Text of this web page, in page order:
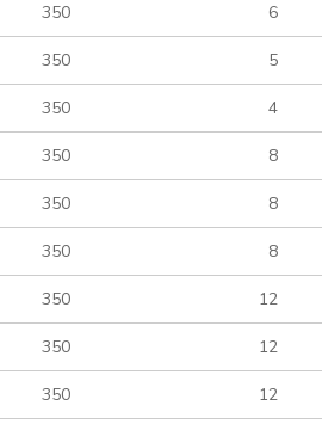
350 6
350 5
350 4
350 8
350 8
350 8
350 12
350 12
350 12